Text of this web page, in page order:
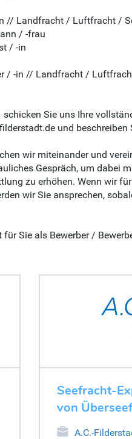
// Landfracht / Luftfracht /
/ -frau
/ -in
/ -in // Landfracht /
Sie uns Ihre
und beschreiben
wir miteinander und
Gespräch, um dabei
zu erhöhen. Wenn wir
wir Sie ansprechen,
für Sie als Bewerber /
Seefracht-
von
A.C.-